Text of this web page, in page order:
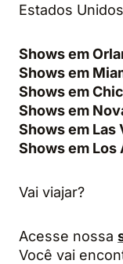
Estados
Shows em
Shows em
Shows em
Shows em
Shows em Las
Shows em Los
Vai viajar?
Acesse nossa
Você vai